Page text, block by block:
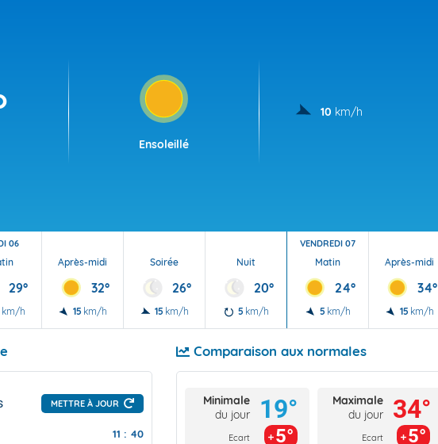
Ensoleillé
10 km/h
06
29°
km/h
Après-midi
32°
15 km/h
Soirée
26°
15 km/h
Nuit
20°
5 km/h
VENDREDI 07
Matin
24°
5 km/h
Après-midi
34°
15 km/h
METTRE À JOUR
11 : 40
Comparaison aux normales
Minimale
du jour
Ecart
19°
5°
Maximale
du jour
Ecart
34°
5°